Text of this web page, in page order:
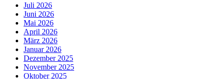
Juli 2026
Juni 2026
Mai 2026
April 2026
März 2026
Januar 2026
Dezember 2025
November 2025
Oktober 2025